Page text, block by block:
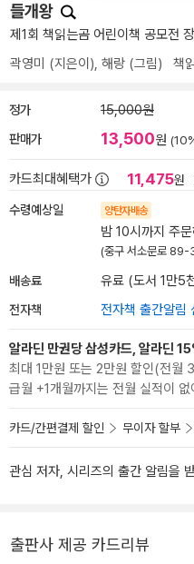
들개왕
제1회 책읽는곰 어린이책 공모전
곽영미
(지은이), 해랑 (그림) 책
정가 15,000원
판매가 13,500원
카드최대혜택가 11,475원
수령예상일 양탄자배송
밤 10시까지 주
(중구 서소문로 89-
배송료 유료 (도서 1만5
전자책 전자책 출간알림
알라딘 만권당 삼성카드, 알라딘
최대 1만원 또는 2만원 할인(전월
급월 +1개월까지는 전월 실적이
카드/간편결제 할인 무이자 할부
관심 저자, 시리즈의 출간 알림을
출판사 제공 카드리뷰